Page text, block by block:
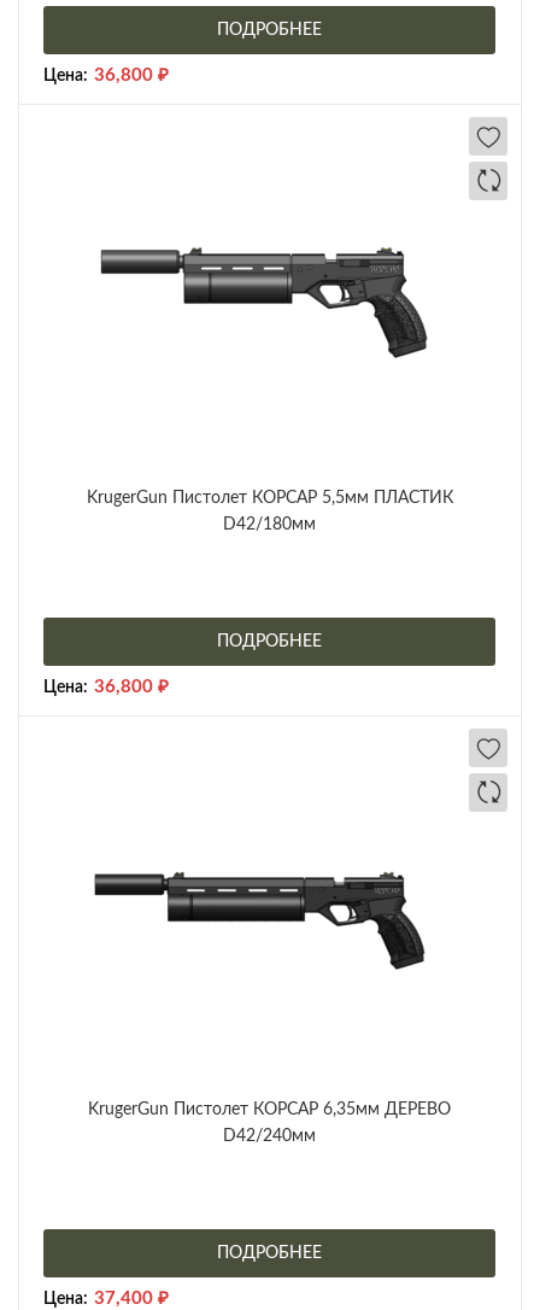
ПОДРОБНЕЕ
Цена: 36,800 ₽
KrugerGun Пистолет КОРСАР 5,5мм ПЛАСТИК
D42/180мм
ПОДРОБНЕЕ
Цена: 36,800 ₽
KrugerGun Пистолет КОРСАР 6,35мм ДЕРЕВО
D42/240мм
ПОДРОБНЕЕ
Цена: 37,400 ₽